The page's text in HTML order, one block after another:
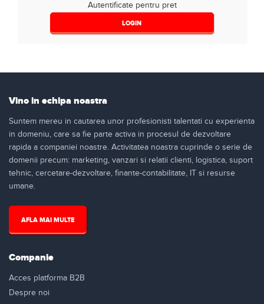
Autentificate pentru pret
LOGIN
Vino in echipa noastra
Suntem mereu in cautarea unor profesionisti talentati cu experienta
in domeniu, care sa fie parte activa in procesul de dezvoltare
rapida a companiei noastre. Activitatea noastra cuprinde o serie de
domenii precum: marketing, vanzari si relatii clienti, logistica, suport
tehnic, cercetare-dezvoltare, finante-contabilitate, IT si resurse
umane.
AFLA MAI MULTE
Companie
Acces platforma B2B
Despre noi